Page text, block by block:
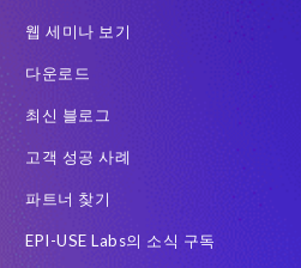
웹 세미나 보기
다운로드
최신 블로그
고객 성공 사례
파트너 찾기
EPI-USE Labs의 소식 구독